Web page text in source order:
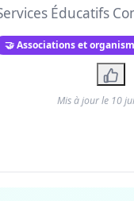
Éducatifs
🤝 Associations et
Mis à jour le 10